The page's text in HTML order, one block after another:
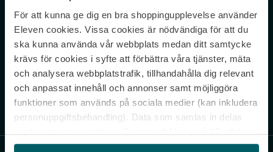
För att kunna ge dig en bra shoppingupplevelse använder
Eleven cookies. Vissa cookies är nödvändiga för att du
ska kunna använda vår webbplats medan ditt samtycke
krävs för cookies i syfte att förbättra våra tjänster, mäta
och analysera webbplatstrafik, tillhandahålla dig relevant
och anpassat innehåll och annonser samt möjliggöra
funktioner som används på sociala medier (kan inkludera
personuppgiftsbehandling). Data som samlas in delas
och gå vidare” accepterar du samtliga cookies medan du
Never miss a beat.
Sign up to our newsletter.
Genom att prenumerera accepterar du vår Integritetspolicy. Avprenumerera